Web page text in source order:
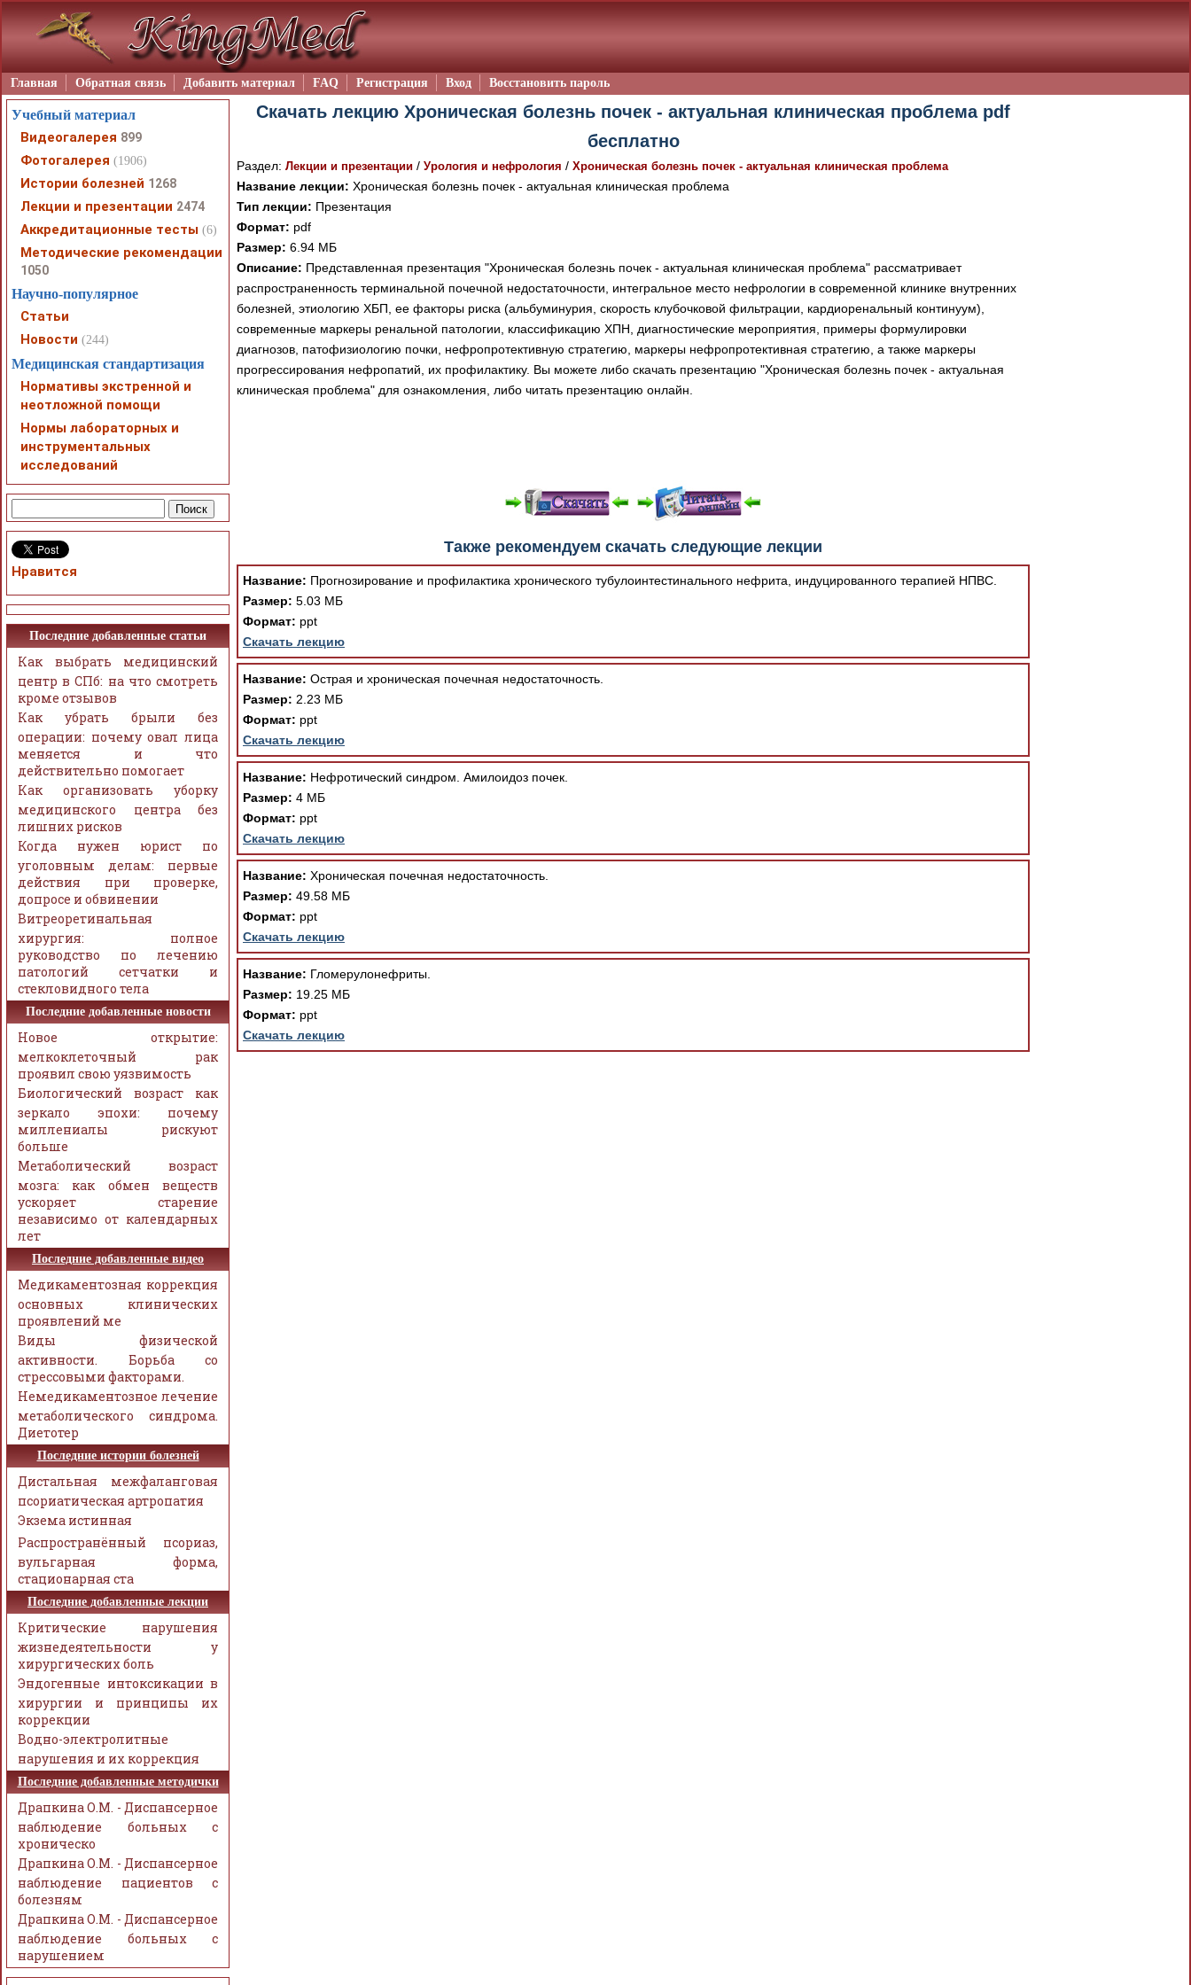
Главная Обратная связь Добавить материал FAQ Регистрация Вход Восстановить пароль
Скачать лекцию Хроническая болезнь почек - актуальная клиническая проблема pdf
бесплатно
Раздел: Лекции и презентации / Урология и нефрология / Хроническая болезнь почек - актуальная клиническая проблема
Название лекции: Хроническая болезнь почек - актуальная клиническая проблема
Тип лекции: Презентация
Формат: pdf
Размер: 6.94 МБ
Описание: Представленная презентация "Хроническая болезнь почек - актуальная клиническая проблема" рассматривает
распространенность терминальной почечной недостаточности, интегральное место нефрологии в современной клинике внутренних
болезней, этиологию ХБП, ее факторы риска (альбуминурия, скорость клубочковой фильтрации, кардиоренальный континуум),
современные маркеры ренальной патологии, классификацию ХПН, диагностические мероприятия, примеры формулировки
диагнозов, патофизиологию почки, нефропротективную стратегию, маркеры нефропротективная стратегию, а также маркеры
прогрессирования нефропатий, их профилактику. Вы можете либо скачать презентацию "Хроническая болезнь почек - актуальная
клиническая проблема" для ознакомления, либо читать презентацию онлайн.
При просмотре в режиме "Читать онлайн" возможны различные ошибки отображения документа в результате отсутствия
поддержки Вашим браузером шрифтов и изменения размеров исходных шаблонов. При скачивании документа данная
ошибка устраняется Вашим программным обеспечением автоматически.
Также рекомендуем скачать следующие лекции
Название: Прогнозирование и профилактика хронического тубулоинтестинального нефрита, индуцированного терапией НПВС.
Размер: 5.03 МБ
Формат: ppt
Скачать лекцию
Название: Острая и хроническая почечная недостаточность.
Размер: 2.23 МБ
Формат: ppt
Скачать лекцию
Название: Нефротический синдром. Амилоидоз почек.
Размер: 4 МБ
Формат: ppt
Скачать лекцию
Название: Хроническая почечная недостаточность.
Размер: 49.58 МБ
Формат: ppt
Скачать лекцию
Название: Гломерулонефриты.
Размер: 19.25 МБ
Формат: ppt
Скачать лекцию
Учебный материал
Видеогалерея 899
Фотогалерея (1906)
Истории болезней 1268
Лекции и презентации 2474
Аккредитационные тесты (6)
Методические рекомендации
1050
Научно-популярное
Статьи
Новости (244)
Медицинская стандартизация
Нормативы экстренной и
неотложной помощи
Нормы лабораторных и
инструментальных
исследований
Нравится
Последние добавленные статьи
Как выбрать медицинский
центр в СПб: на что смотреть
кроме отзывов
Как убрать брыли без
операции: почему овал лица
меняется и что
действительно помогает
Как организовать уборку
медицинского центра без
лишних рисков
Когда нужен юрист по
уголовным делам: первые
действия при проверке,
допросе и обвинении
Витреоретинальная
хирургия: полное
руководство по лечению
патологий сетчатки и
стекловидного тела
Последние добавленные новости
Новое открытие:
мелкоклеточный рак
проявил свою уязвимость
Биологический возраст как
зеркало эпохи: почему
миллениалы рискуют
больше
Метаболический возраст
мозга: как обмен веществ
ускоряет старение
независимо от календарных
лет
Последние добавленные видео
Медикаментозная коррекция
основных клинических
проявлений ме
Виды физической
активности. Борьба со
стрессовыми факторами.
Немедикаментозное лечение
метаболического синдрома.
Диетотер
Последние истории болезней
Дистальная межфаланговая
псориатическая артропатия
Экзема истинная
Распространённый псориаз,
вульгарная форма,
стационарная ста
Последние добавленные лекции
Критические нарушения
жизнедеятельности у
хирургических боль
Эндогенные интоксикации в
хирургии и принципы их
коррекции
Водно-электролитные
нарушения и их коррекция
Последние добавленные методички
Драпкина О.М. - Диспансерное
наблюдение больных с
хроническо
Драпкина О.М. - Диспансерное
наблюдение пациентов с
болезням
Драпкина О.М. - Диспансерное
наблюдение больных с
нарушением